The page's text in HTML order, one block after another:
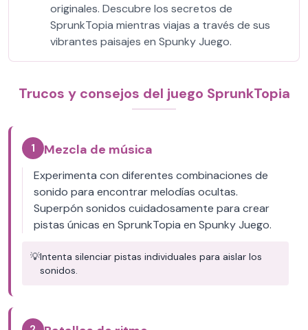
originales. Descubre los secretos de
SprunkTopia mientras viajas a través de sus
vibrantes paisajes en Spunky Juego.
Trucos y consejos del juego SprunkTopia
1 Mezcla de música
Experimenta con diferentes combinaciones de
sonido para encontrar melodías ocultas.
Superpón sonidos cuidadosamente para crear
pistas únicas en SprunkTopia en Spunky Juego.
💡Intenta silenciar pistas individuales para aislar los
sonidos.